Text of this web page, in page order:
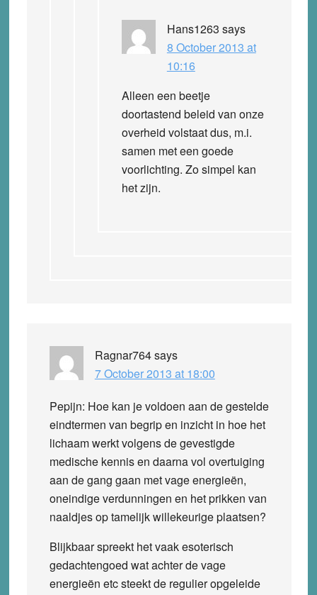
Hans1263 says
8 October 2013 at
10:16
Alleen een beetje
doortastend beleid van onze
overheid volstaat dus, m.i.
samen met een goede
voorlichting. Zo simpel kan
het zijn.
Ragnar764says
7 October 2013 at 18:00
Pepijn: Hoe kan je voldoen aan de gestelde
eindtermen van begrip en inzicht in hoe het
lichaam werkt volgens de gevestigde
medische kennis en daarna vol overtuiging
aan de gang gaan met vage energieën,
oneindige verdunningen en het prikken van
naaldjes op tamelijk willekeurige plaatsen?
Blijkbaar spreekt het vaak esoterisch
gedachtengoed wat achter de vage
energieën etc steekt de regulier opgeleide